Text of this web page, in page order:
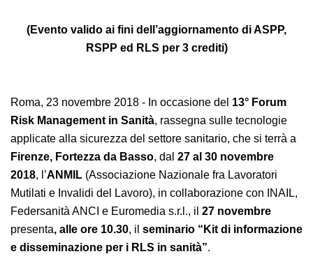
(Evento valido ai fini dell’aggiornamento di ASPP,
RSPP ed RLS per 3 crediti)
Roma, 23 novembre 2018 - In occasione del13° Forum
Risk Management in Sanità, rassegna sulle
tecnologie applicate alla sicurezza del settore sanitario,
che si terrà aFirenze, Fortezza da Basso, dal27 al 30
novembre 2018, l’ANMIL(Associazione Nazionale fra
Lavoratori Mutilati e Invalidi del Lavoro), in
collaborazione con INAIL, Federsanità ANCI e
Euromedia s.r.l., il27 novembrepresenta, alle ore
10.30, ilseminario “Kit di informazione e